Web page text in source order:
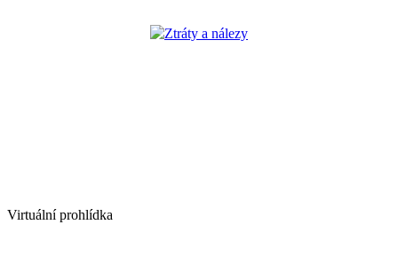
Ztráty a nálezy
Virtuální prohlídka